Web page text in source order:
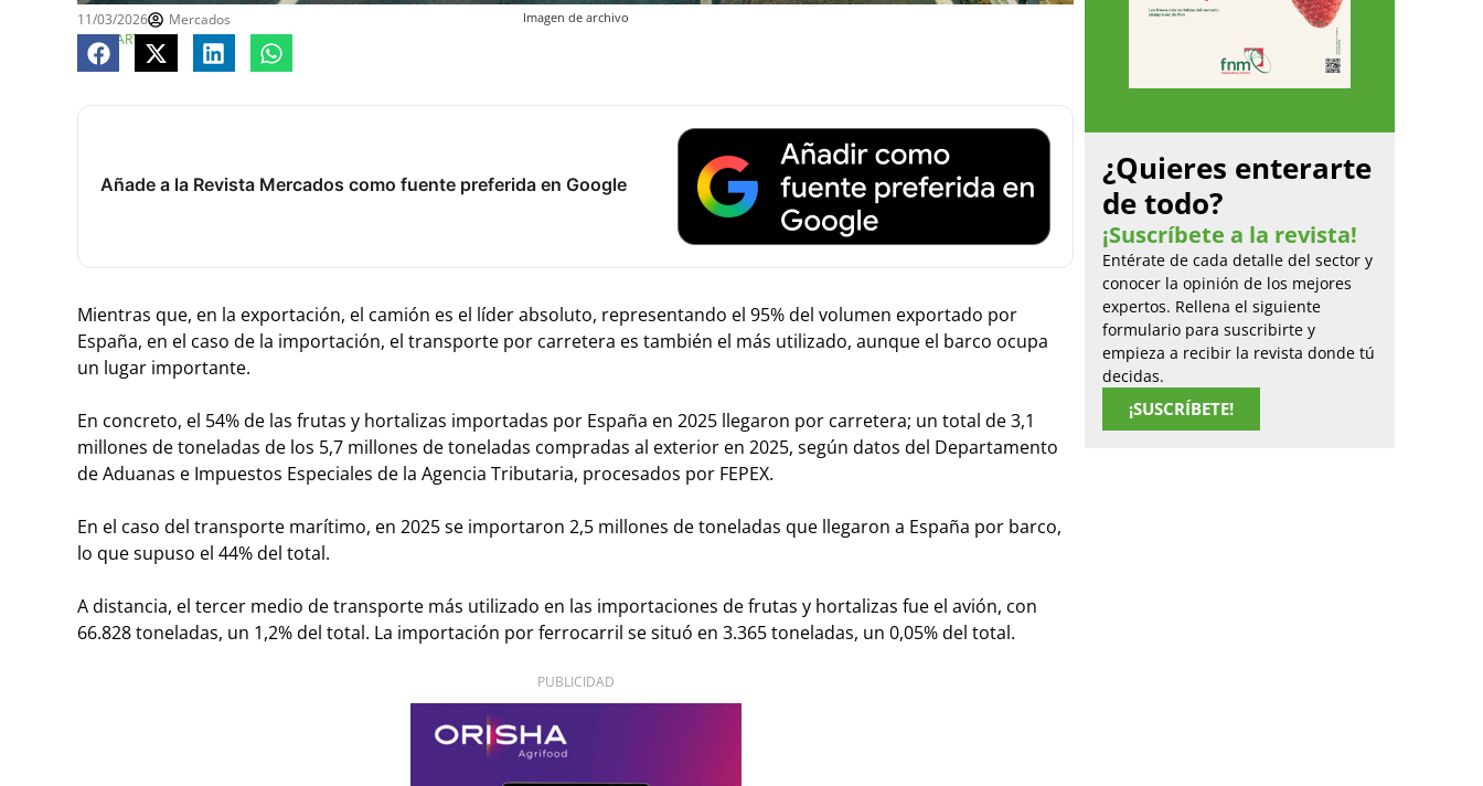
Imagen de archivo
11/03/2026
Mercados
COMPARTE
Añade a la Revista Mercados como fuente preferida en Google
Mientras que, en la exportación, el camión es el líder absoluto, representando el 95% del volumen exportado por
España, en el caso de la importación, el transporte por carretera es también el más utilizado, aunque el barco ocupa
un lugar importante.
En concreto, el 54% de las frutas y hortalizas importadas por España en 2025 llegaron por carretera; un total de 3,1
millones de toneladas de los 5,7 millones de toneladas compradas al exterior en 2025, según datos del Departamento
de Aduanas e Impuestos Especiales de la Agencia Tributaria, procesados por FEPEX.
En el caso del transporte marítimo, en 2025 se importaron 2,5 millones de toneladas que llegaron a España por barco,
lo que supuso el 44% del total.
A distancia, el tercer medio de transporte más utilizado en las importaciones de frutas y hortalizas fue el avión, con
66.828 toneladas, un 1,2% del total. La importación por ferrocarril se situó en 3.365 toneladas, un 0,05% del total.
PUBLICIDAD
¿Quieres enterarte
de todo?
¡Suscríbete a la revista!
Entérate de cada detalle del sector y
conocer la opinión de los mejores
expertos. Rellena el siguiente
formulario para suscribirte y
empieza a recibir la revista donde tú
decidas.
¡SUSCRÍBETE!